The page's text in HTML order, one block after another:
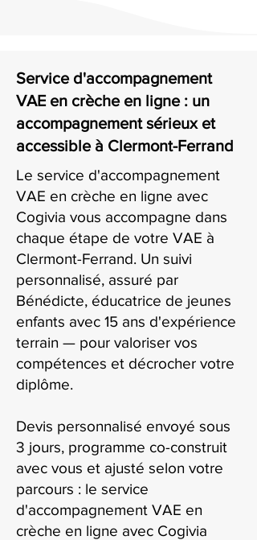
Service d'accompagnement
VAE en crèche en ligne : un
accompagnement sérieux et
accessible à Clermont-Ferrand
Le service d'accompagnement
VAE en crèche en ligne avec
Cogivia vous accompagne dans
chaque étape de votre VAE à
Clermont-Ferrand. Un suivi
personnalisé, assuré par
Bénédicte, éducatrice de jeunes
enfants avec 15 ans d'expérience
terrain — pour valoriser vos
compétences et décrocher votre
diplôme.
Devis personnalisé envoyé sous
3 jours, programme co-construit
avec vous et ajusté selon votre
parcours : le service
d'accompagnement VAE en
crèche en ligne avec Cogivia